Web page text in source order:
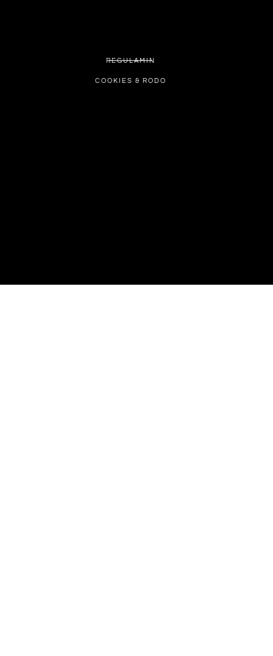
REGULAMIN
COOKIES & RODO